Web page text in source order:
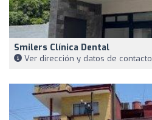
Smilers Clínica Dental
Ver dirección y datos de contacto